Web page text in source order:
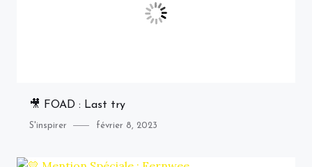
🎥 FOAD : Last try
Category
S'inspirer
Posted
février 8, 2023